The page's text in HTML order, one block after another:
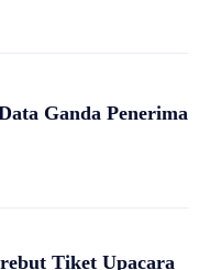
Ganda Penerima
Tiket Upacara